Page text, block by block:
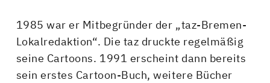
1985 war er Mitbegründer der „taz-Bremen-
Lokalredaktion“. Die taz druckte regelmäßig
seine Cartoons. 1991 erscheint dann bereits
sein erstes Cartoon-Buch, weitere Bücher